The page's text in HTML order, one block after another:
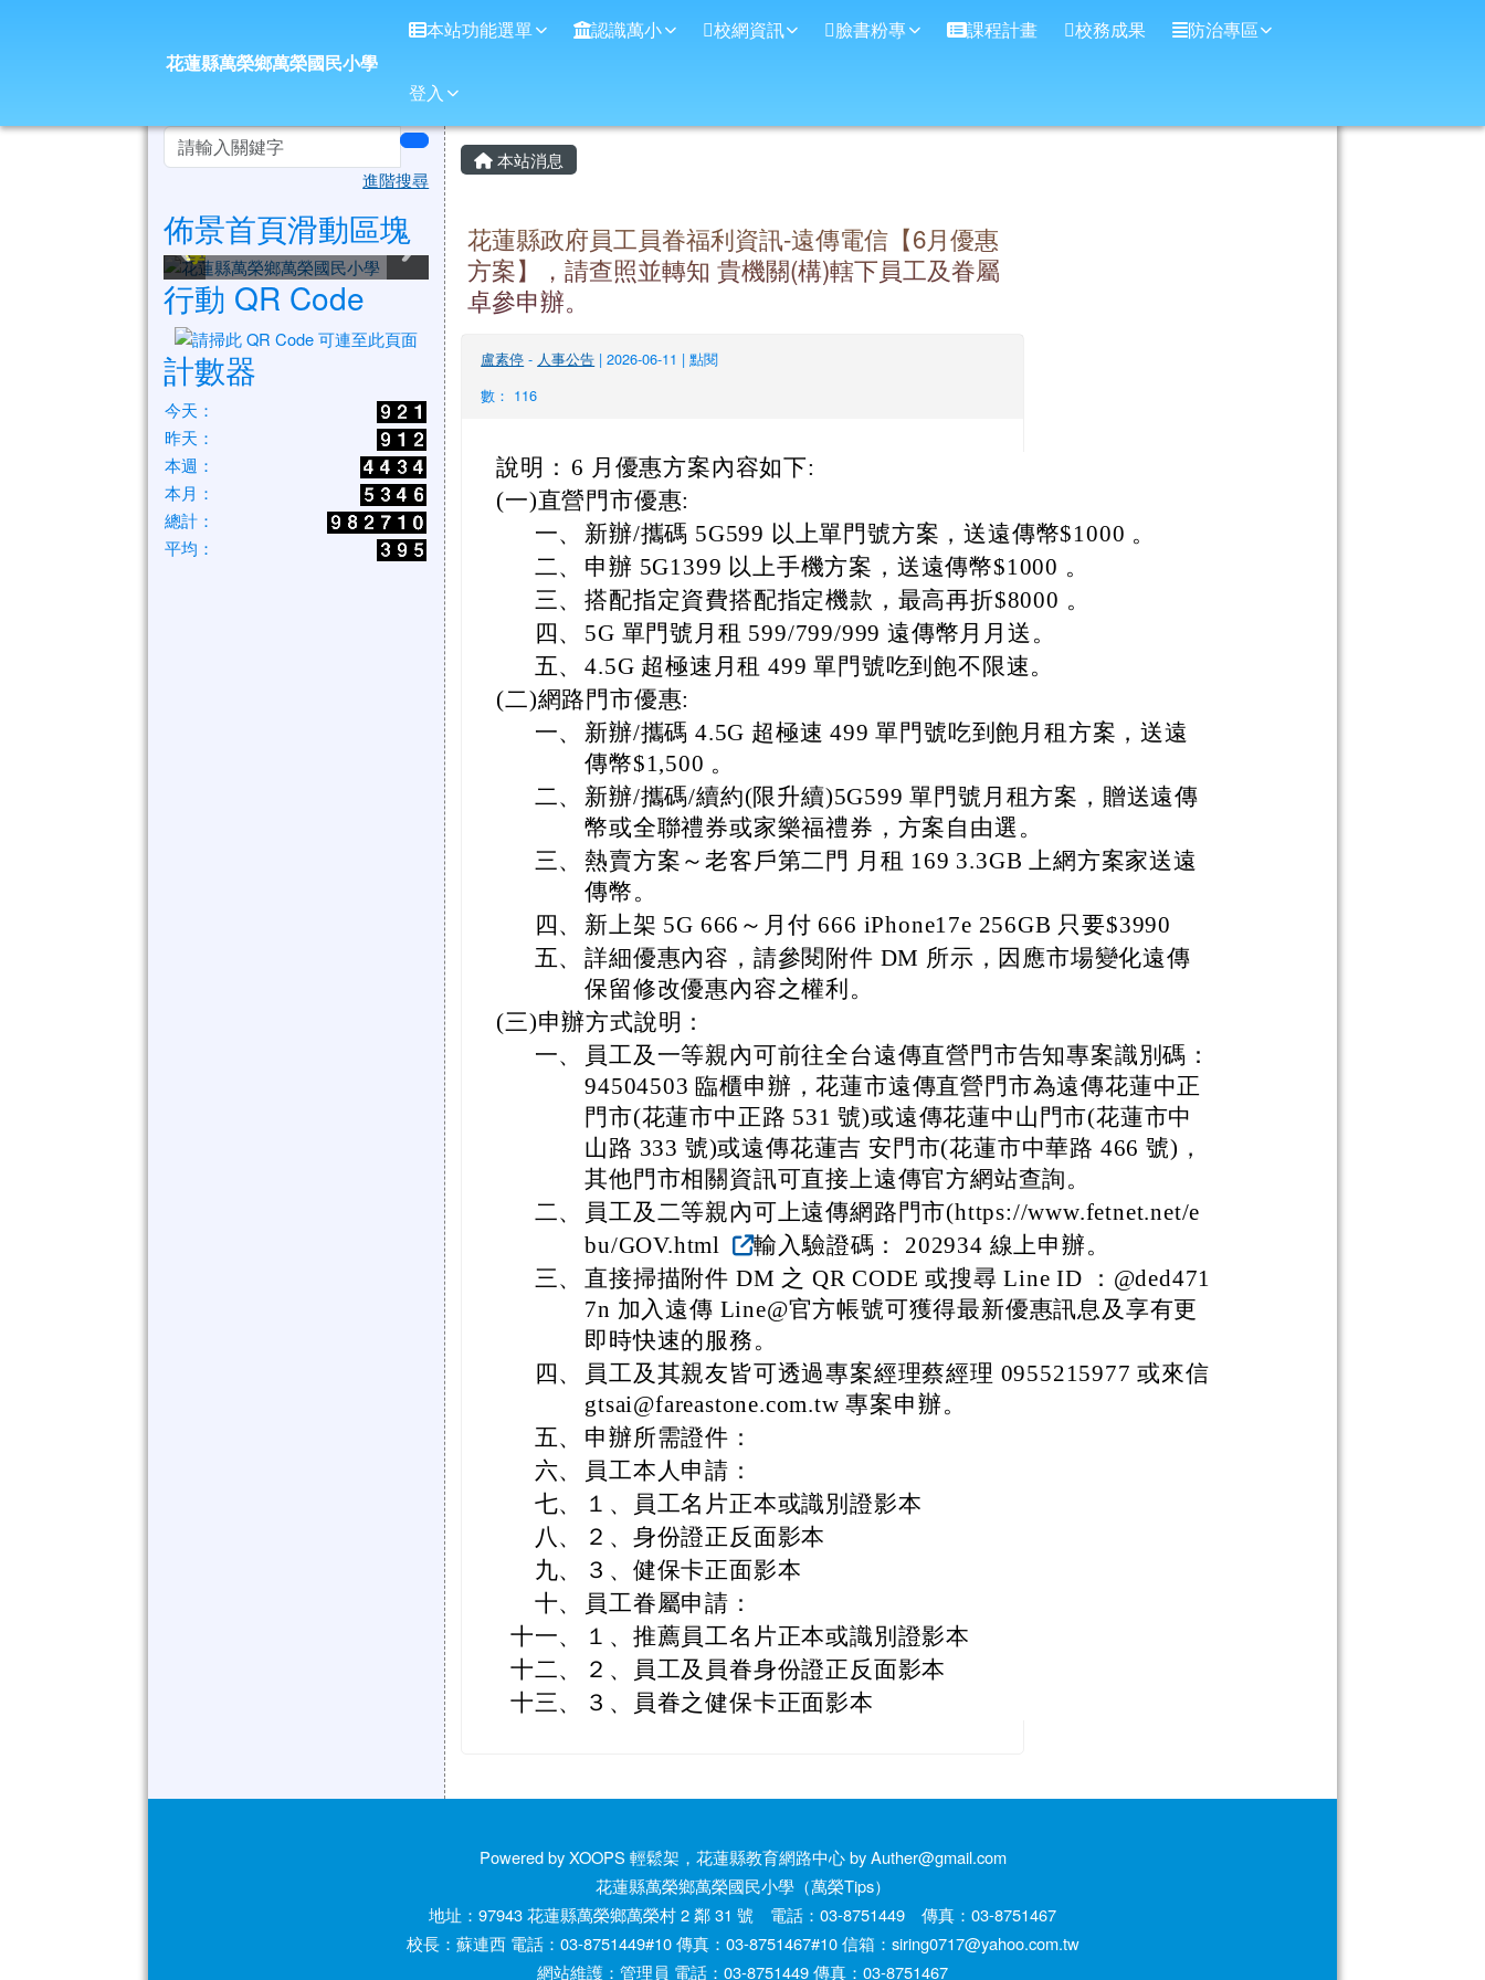
花蓮縣萬榮鄉萬榮國民小學
花蓮縣萬榮鄉萬榮國民小學
本站功能選單 認識萬小 校網資訊 臉書粉專 課程計畫 校務成果 防治專區
登入
左邊區域內容 search
進階搜尋
佈景首頁滑動區塊
花蓮縣萬榮鄉萬榮國民小
學
花蓮縣萬榮鄉萬榮國民小
學
花蓮縣萬榮鄉萬榮國民小
學
花蓮縣萬榮鄉萬榮國民小
學
花蓮縣萬榮鄉萬榮國民小
學
花蓮縣萬榮鄉萬榮國民小
學
行動 QR Code
計數器
今天：
昨天：
本週：
本月：
總計：
平均：
主內容區域
本站消息
花蓮縣政府員工員眷福利資訊-遠傳電信【6月優惠
方案】，請查照並轉知 貴機關(構)轄下員工及眷屬
卓參申辦。
盧素停 - 人事公告 | 2026-06-11 | 點閱
數： 116
說明： 6 月優惠方案內容如下:
(一)直營門市優惠:
一、
新辦/攜碼 5G599 以上單門號方案，送遠傳幣$1000 。
二、
申辦 5G1399 以上手機方案，送遠傳幣$1000 。
三、 搭配指定資費搭配指定機款，最高再折$8000 。
四、
5G 單門號月租 599/799/999 遠傳幣月月送。
五、 4.5G 超極速月租 499 單門號吃到飽不限速。
(二)網路門市優惠:
一、
新辦/攜碼 4.5G 超極速 499 單門號吃到飽月租方案，送遠
傳幣$1,500 。
二、
新辦/攜碼/續約(限升續)5G599 單門號月租方案，贈送遠傳
幣或全聯禮券或家樂福禮券，方案自由選。
三、 熱賣方案～老客戶第二門 月租 169 3.3GB 上網方案家送遠
傳幣。
四、
新上架 5G 666～月付 666 iPhone17e 256GB 只要$3990
五、 詳細優惠內容，請參閱附件 DM 所示，因應市場變化遠傳
保留修改優惠內容之權利。
(三)申辦方式說明：
一、
員工及一等親內可前往全台遠傳直營門市告知專案識別碼：
94504503 臨櫃申辦，花蓮市遠傳直營門市為遠傳花蓮中正
門市(花蓮市中正路 531 號)或遠傳花蓮中山門市(花蓮市中
山路 333 號)或遠傳花蓮吉 安門市(花蓮市中華路 466 號)，
其他門市相關資訊可直接上遠傳官方網站查詢。
二、
員工及二等親內可上遠傳網路門市(https://www.fetnet.net/e
bu/GOV.html
輸入驗證碼： 202934 線上申辦。
三、
直接掃描附件 DM 之 QR CODE 或搜尋 Line ID ：@ded471
7n 加入遠傳 Line@官方帳號可獲得最新優惠訊息及享有更
即時快速的服務。
四、
員工及其親友皆可透過專案經理蔡經理 0955215977 或來信
gtsai@fareastone.com.tw 專案申辦。
五、
申辦所需證件：
六、
員工本人申請：
七、
１、員工名片正本或識別證影本
八、
２、身份證正反面影本
九、
３、健保卡正面影本
十、
員工眷屬申請：
十一、
１、推薦員工名片正本或識別證影本
十二、
２、員工及員眷身份證正反面影本
十三、
３、員眷之健保卡正面影本
頁尾區域
Powered by XOOPS 輕鬆架，花蓮縣教育網路中心 by Auther@gmail.com
花蓮縣萬榮鄉萬榮國民小學（萬榮Tips）
地址：97943 花蓮縣萬榮鄉萬榮村 2 鄰 31 號 電話：03-8751449 傳真：03-8751467
校長：蘇連西 電話：03-8751449#10 傳真：03-8751467#10 信箱：siring0717@yahoo.com.tw
網站維護：管理員 電話：03-8751449 傳真：03-8751467